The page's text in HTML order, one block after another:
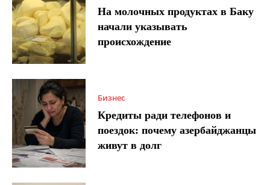
На молочных продуктах в Баку
начали указывать
происхождение
Бизнес
Кредиты ради телефонов и
поездок: почему азербайджанцы
живут в долг